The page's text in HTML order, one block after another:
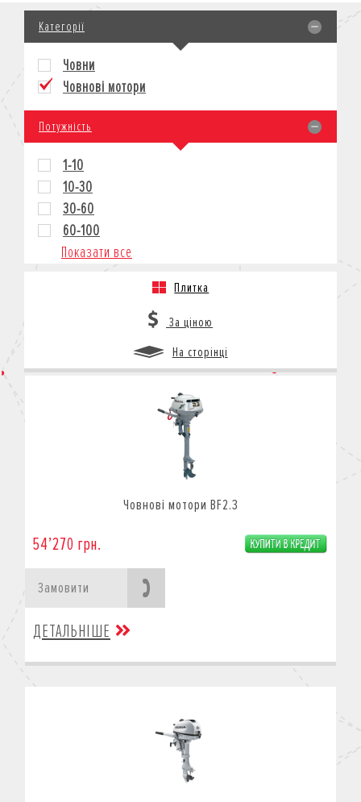
КРЕДИТ
СТРАХУВАННЯ
КОРПОРАТИВНИМ КЛІЄНТАМ
МОТОЦИКЛИ
СТРАХУВАННЯ
КОРПОРАТИВНИМ КЛІЄНТАМ
Категорії
Човни
Човнові мотори
Потужність
1-10
10-30
30-60
60-100
Показати все
Плитка
За ціною
На сторінці
Човнові мотори BF2.3
54’270 грн.
Замовити
ДЕТАЛЬНІШЕ